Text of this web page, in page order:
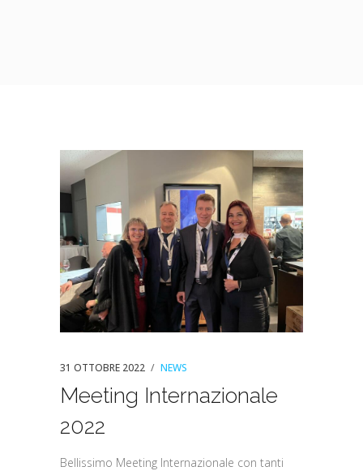
31 OTTOBRE 2022 NEWS
Meeting Internazionale
2022
Bellissimo Meeting Internazionale con tanti